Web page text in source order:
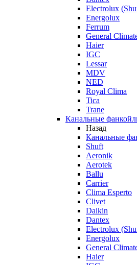
Electrolux
Energolux
Ferrum
General
Haier
IGC
Lessar
MDV
NED
Royal Clima
Tica
Trane
Канальные
Назад
Канальные
Shuft
Aeronik
Aerotek
Ballu
Carrier
Clima Esperto
Clivet
Daikin
Dantex
Electrolux
Energolux
General
Haier